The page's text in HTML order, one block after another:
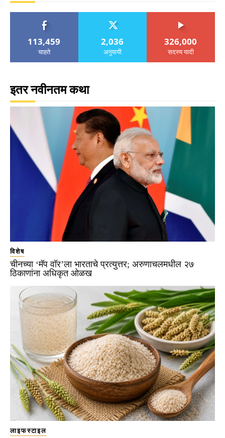
113,459
चाहते
2,036
अनुयायी
326,000
सदस्य यादी
इतर नवीनतम कथा
विशेष
चीनच्या ‘मॅप वॉर’ला भारताचे प्रत्युत्तर; अरुणाचलमधील २७
ठिकाणांना अधिकृत ओळख
लाइफस्टाइल